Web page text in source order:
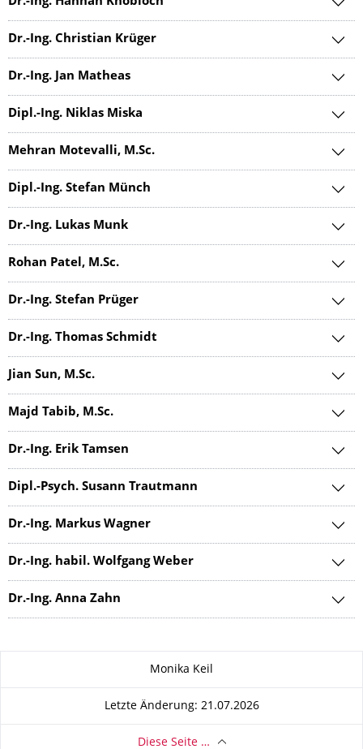
Dr.-Ing. Christian Krüger
Dr.-Ing. Jan Matheas
Dipl.-Ing. Niklas Miska
Mehran Motevalli, M.Sc.
Dipl.-Ing. Stefan Münch
Dr.-Ing. Lukas Munk
Rohan Patel, M.Sc.
Dr.-Ing. Stefan Prüger
Dr.-Ing. Thomas Schmidt
Jian Sun, M.Sc.
Majd Tabib, M.Sc.
Dr.-Ing. Erik Tamsen
Dipl.-Psych. Susann Trautmann
Dr.-Ing. Markus Wagner
Dr.-Ing. habil. Wolfgang Weber
Dr.-Ing. Anna Zahn
Monika Keil
Letzte Änderung: 21.07.2026
Diese Seite …